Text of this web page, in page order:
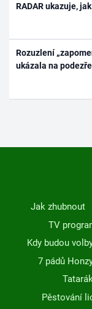
RADAR ukazuje,
Rozuzlení
ukázala na
Jak zhubnout
TV
Kdy budou
7 pádů
Pěstování